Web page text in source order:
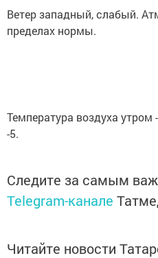
Ветер западный, слабый.
пределах нормы.
Температура воздуха утром
-5.
Следите за самым
Telegram-канале
Читайте новости